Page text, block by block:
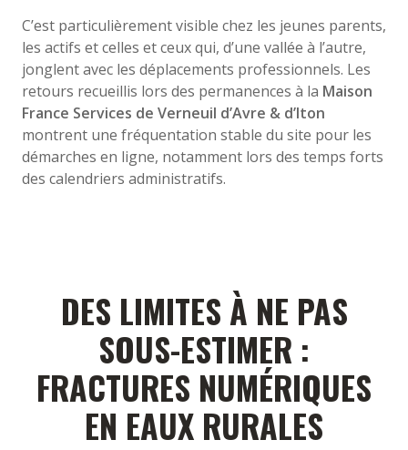
C’est particulièrement visible chez les jeunes parents,
les actifs et celles et ceux qui, d’une vallée à l’autre,
jonglent avec les déplacements professionnels. Les
retours recueillis lors des permanences à la Maison
France Services de Verneuil d’Avre & d’Iton
montrent une fréquentation stable du site pour les
démarches en ligne, notamment lors des temps forts
des calendriers administratifs.
DES LIMITES À NE PAS
SOUS-ESTIMER :
FRACTURES NUMÉRIQUES
EN EAUX RURALES